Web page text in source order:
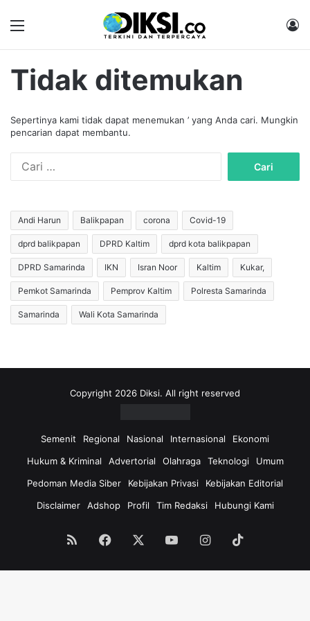
Tidak ditemukan
Sepertinya kami tidak dapat menemukan ’ yang Anda cari. Mungkin
pencarian dapat membantu.
u
n
t
u
k
:
Andi Harun Balikpapan corona Covid-19
dprd balikpapan DPRD Kaltim dprd kota balikpapan
DPRD Samarinda IKN Isran Noor Kaltim Kukar,
Pemkot Samarinda Pemprov Kaltim Polresta Samarinda
Samarinda Wali Kota Samarinda
Copyright 2026 Diksi. All right reserved
Semenit Regional Nasional Internasional
Ekonomi
Hukum & Kriminal
Advertorial Olahraga Teknologi
Umum
Pedoman Media Siber
Kebijakan Privasi
Kebijakan Editorial
Disclaimer
Adshop Profil Tim Redaksi Hubungi Kami
RSS Facebook YouTubeInstagram